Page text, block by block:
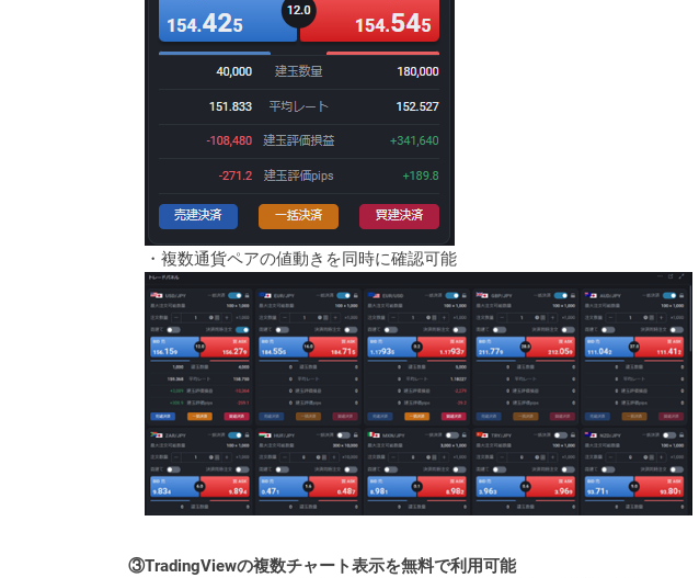
・複数通貨ペアの値動きを同時に確認可能
③TradingViewの複数チャート表示を無料で利用可能